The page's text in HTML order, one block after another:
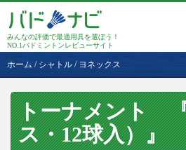
みんなの評価で最適用具を選ぼう！
NO.1バドミントンレビューサイト
ホーム / シャトル / ヨネックス
トーナメント
ス・12球入）』